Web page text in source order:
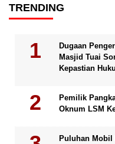
TRENDING
Dugaan
Masjid Tuai
Kepastian
Pemilik
Oknum LSM
Puluhan Mobil